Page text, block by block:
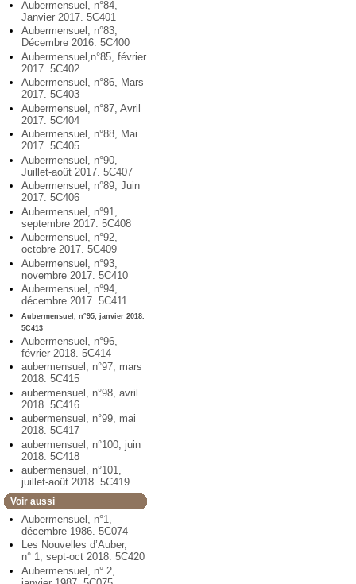
Aubermensuel, n°84,
Janvier 2017. 5C401
Aubermensuel, n°83,
Décembre 2016. 5C400
Aubermensuel,n°85, février
2017. 5C402
Aubermensuel, n°86, Mars
2017. 5C403
Aubermensuel, n°87, Avril
2017. 5C404
Aubermensuel, n°88, Mai
2017. 5C405
Aubermensuel, n°90,
Juillet-août 2017. 5C407
Aubermensuel, n°89, Juin
2017. 5C406
Aubermensuel, n°91,
septembre 2017. 5C408
Aubermensuel, n°92,
octobre 2017. 5C409
Aubermensuel, n°93,
novembre 2017. 5C410
Aubermensuel, n°94,
décembre 2017. 5C411
Aubermensuel, n°95, janvier 2018.
5C413
Aubermensuel, n°96,
février 2018. 5C414
aubermensuel, n°97, mars
2018. 5C415
aubermensuel, n°98, avril
2018. 5C416
aubermensuel, n°99, mai
2018. 5C417
aubermensuel, n°100, juin
2018. 5C418
aubermensuel, n°101,
juillet-août 2018. 5C419
Voir aussi
Aubermensuel, n°1,
décembre 1986. 5C074
Les Nouvelles d’Auber,
n° 1, sept-oct 2018. 5C420
Aubermensuel, n° 2,